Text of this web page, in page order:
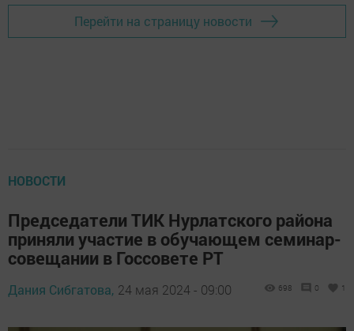
Перейти на страницу новости
НОВОСТИ
Председатели ТИК Нурлатского района
приняли участие в обучающем семинар-
совещании в Госсовете РТ
Дания Сибгатова, 24 мая 2024 - 09:00 698 0 1